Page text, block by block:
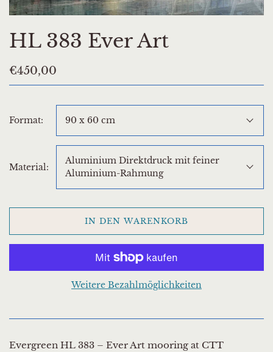
HL 383 Ever Art
€450,00
Format: 90 x 60 cm
Material:
Aluminium Direktdruck mit feiner
Aluminium-Rahmung
IN DEN WARENKORB
Weitere Bezahlmöglichkeiten
Evergreen HL 383 – Ever Art mooring at CTT